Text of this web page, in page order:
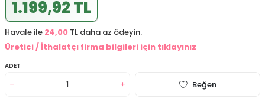
1.199,92 TL
Havale ile 24,00 TL daha az ödeyin.
Üretici / İthalatçı firma bilgileri için tıklayınız
ADET
Beğen